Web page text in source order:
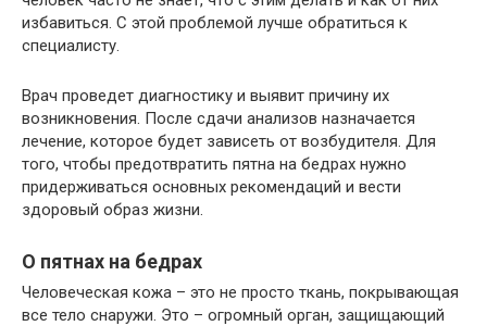
избавиться. С этой проблемой лучше обратиться к
специалисту.
Врач проведет диагностику и выявит причину их
возникновения. После сдачи анализов назначается
лечение, которое будет зависеть от возбудителя. Для
того, чтобы предотвратить пятна на бедрах нужно
придерживаться основных рекомендаций и вести
здоровый образ жизни.
О пятнах на бедрах
Человеческая кожа – это не просто ткань, покрывающая
все тело снаружи. Это – огромный орган, защищающий